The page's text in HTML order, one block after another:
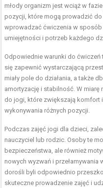
młody organizm jest wciąż w
pozycji, które mogą prowadzić
wprowadzać ćwiczenia w
umiejętności i potrzeb każdego
Odpowiednie warunki do ćwiczeń
się zapewnić wystarczającą
miały pole do działania, a także
amortyzację i stabilność. W
do jogi, które zwiększają
wykonywania różnych pozycji.
Podczas zajęć jogi dla dzieci,
nauczyciel lub rodzic. Osoby te
bezpieczeństwa, ale również
nowych wyzwań i przełamywania
dorośli byli odpowiednio
skuteczne prowadzenie zajęć i